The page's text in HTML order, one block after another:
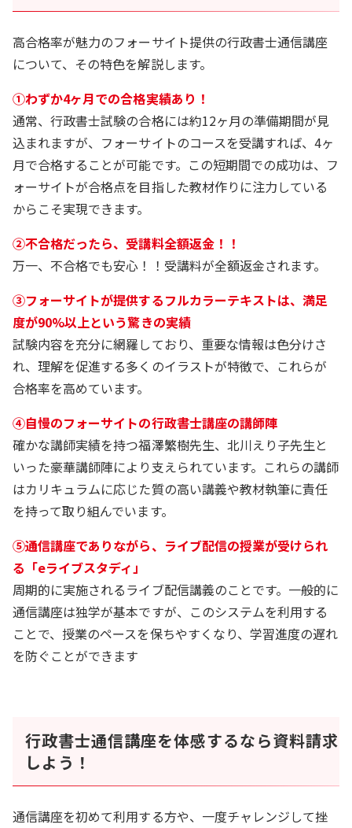
高合格率が魅力のフォーサイト提供の行政書士通信講座
について、その特色を解説します。
➀わずか4ヶ月での合格実績あり！
通常、行政書士試験の合格には約12ヶ月の準備期間が見
込まれますが、フォーサイトのコースを受講すれば、4ヶ
月で合格することが可能です。この短期間での成功は、フ
ォーサイトが合格点を目指した教材作りに注力している
からこそ実現できます。
②不合格だったら、受講料全額返金！！
万一、不合格でも安心！！受講料が全額返金されます。
③フォーサイトが提供するフルカラーテキストは、満足
度が90%以上という驚きの実績
試験内容を充分に網羅しており、重要な情報は色分けさ
れ、理解を促進する多くのイラストが特徴で、これらが
合格率を高めています。
④自慢のフォーサイトの行政書士講座の講師陣
確かな講師実績を持つ福澤繁樹先生、北川えり子先生と
いった豪華講師陣により支えられています。これらの講師
はカリキュラムに応じた質の高い講義や教材執筆に責任
を持って取り組んでいます。
⑤通信講座でありながら、ライブ配信の授業が受けられ
る「eライブスタディ」
周期的に実施されるライブ配信講義のことです。一般的に
通信講座は独学が基本ですが、このシステムを利用する
ことで、授業のペースを保ちやすくなり、学習進度の遅れ
を防ぐことができます
行政書士通信講座を体感するなら資料請求
しよう！
通信講座を初めて利用する方や、一度チャレンジして挫